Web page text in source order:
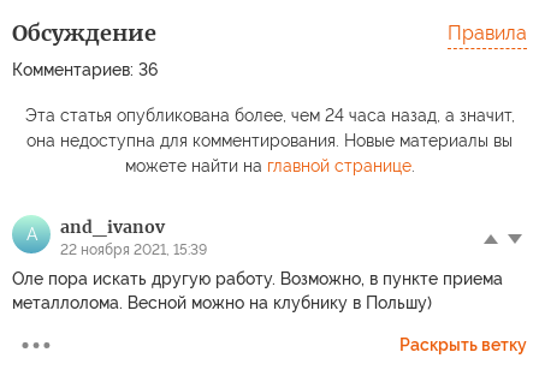
Обсуждение
Комментариев: 36
Правила
Эта статья опубликована более, чем 24 часа назад, а значит,
она недоступна для комментирования. Новые материалы вы
можете найти на главной странице.
A and_ivanov
22 ноября 2021, 15:39
Оле пора искать другую работу. Возможно, в пункте приема
металлолома. Весной можно на клубнику в Польшу)
Раскрыть ветку